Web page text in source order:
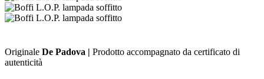
Originale De Padova | Prodotto accompagnato da certificato di
autenticità